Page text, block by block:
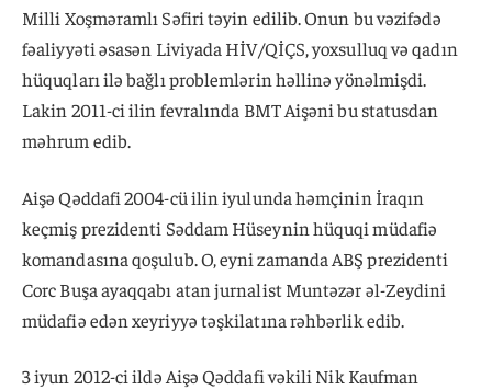
Milli Xoşməramlı Səfiri təyin edilib. Onun bu vəzifədə
fəaliyyəti əsasən Liviyada HİV/QİÇS, yoxsulluq və qadın
hüquqları ilə bağlı problemlərin həllinə yönəlmişdi.
Lakin 2011-ci ilin fevralında BMT Aişəni bu statusdan
məhrum edib.
Aişə Qəddafi 2004-cü ilin iyulunda həmçinin İraqın
keçmiş prezidenti Səddam Hüseynin hüquqi müdafiə
komandasına qoşulub. O, eyni zamanda ABŞ prezidenti
Corc Buşa ayaqqabı atan jurnalist Muntəzər əl-Zeydini
müdafiə edən xeyriyyə təşkilatına rəhbərlik edib.
3 iyun 2012-ci ildə Aişə Qəddafi vəkili Nik Kaufman